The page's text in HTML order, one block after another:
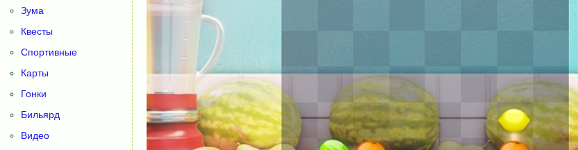
Зума
Квесты
Спортивные
Карты
Гонки
Бильярд
Видео